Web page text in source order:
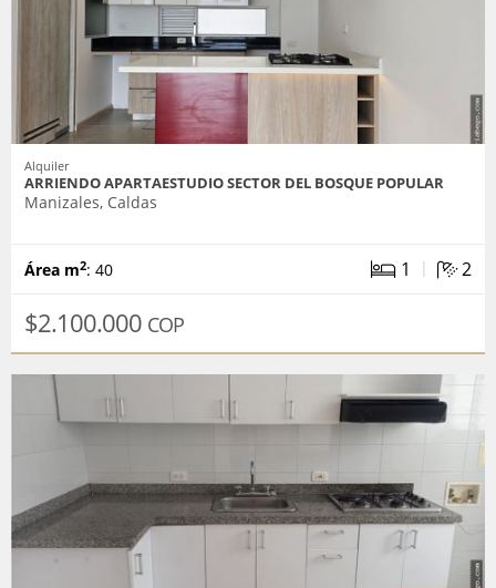
Alquiler
ARRIENDO APARTAESTUDIO SECTOR DEL BOSQUE POPULAR
Manizales, Caldas
Área m2: 40 1 | 2
$2.100.000 COP